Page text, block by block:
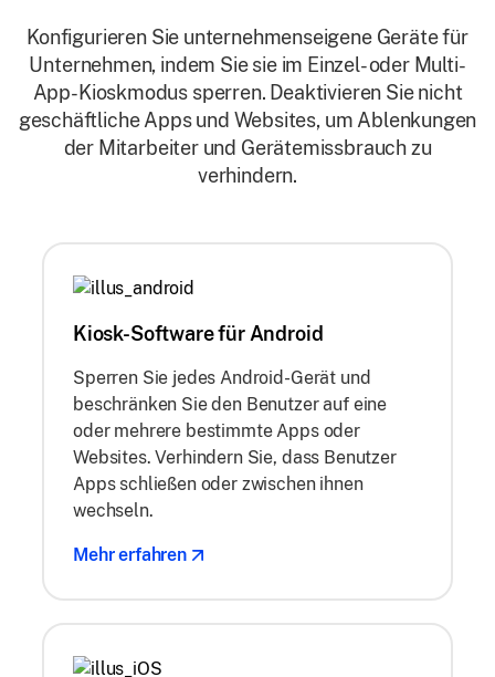
Konfigurieren Sie unternehmenseigene Geräte für
Unternehmen, indem Sie sie im Einzel- oder Multi-
App-Kioskmodus sperren. Deaktivieren Sie nicht
geschäftliche Apps und Websites, um Ablenkungen
der Mitarbeiter und Gerätemissbrauch zu
verhindern.
Kiosk-Software für Android
Sperren Sie jedes Android-Gerät und
beschränken Sie den Benutzer auf eine
oder mehrere bestimmte Apps oder
Websites. Verhindern Sie, dass Benutzer
Apps schließen oder zwischen ihnen
wechseln.
Mehr erfahren